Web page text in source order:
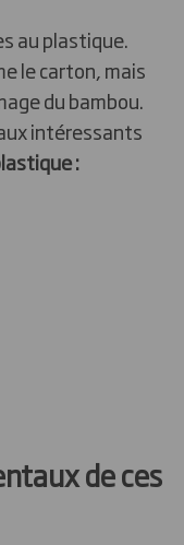
au plastique.
le carton, mais
du bambou.
intéressants
:
de ces